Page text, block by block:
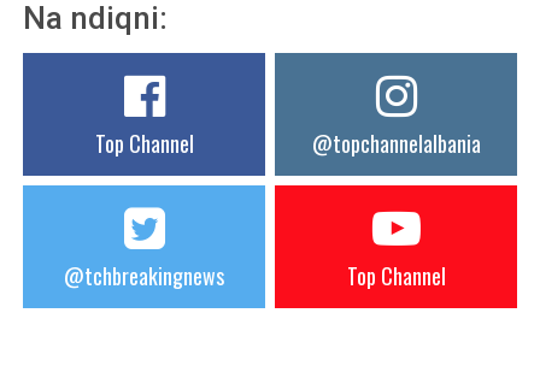
Na ndiqni:
Top Channel @topchannelalbania
@tchbreakingnews Top Channel